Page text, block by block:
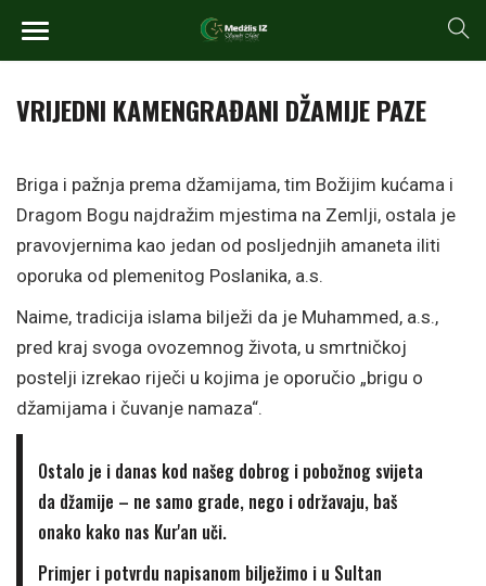
VRIJEDNI KAMENGRAĐANI DŽAMIJE PAZE
Briga i pažnja prema džamijama, tim Božijim kućama i
Dragom Bogu najdražim mjestima na Zemlji, ostala je
pravovjernima kao jedan od posljednjih amaneta iliti
oporuka od plemenitog Poslanika, a.s.
Naime, tradicija islama bilježi da je Muhammed, a.s.,
pred kraj svoga ovozemnog života, u smrtničkoj
postelji izrekao riječi u kojima je oporučio „brigu o
džamijama i čuvanje namaza“.
Ostalo je i danas kod našeg dobrog i pobožnog svijeta
da džamije – ne samo grade, nego i održavaju, baš
onako kako nas Kur'an uči.
Primjer i potvrdu napisanom bilježimo i u Sultan